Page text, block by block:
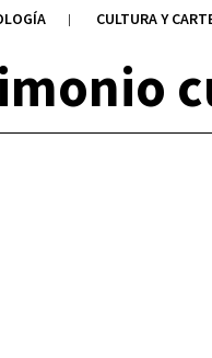
CULTURA Y